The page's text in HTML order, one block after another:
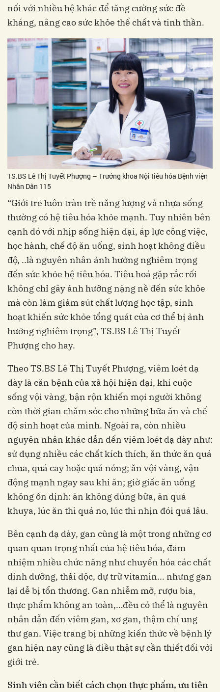
nối với nhiều hệ khác để tăng cường sức đề
kháng, nâng cao sức khỏe thể chất và tinh thần.
TS.BS Lê Thị Tuyết Phượng – Trưởng khoa Nội tiêu hóa Bệnh viện
Nhân Dân 115
“Giới trẻ luôn tràn trề năng lượng và nhựa sống
thường có hệ tiêu hóa khỏe mạnh. Tuy nhiên bên
cạnh đó với nhịp sống hiện đại, áp lực công việc,
học hành, chế độ ăn uống, sinh hoạt không điều
độ, ..là nguyên nhân ảnh hưởng nghiêm trọng
đến sức khỏe hệ tiêu hóa. Tiêu hoá gặp rắc rối
không chỉ gây ảnh hưởng nặng nề đến sức khỏe
mà còn làm giảm sút chất lượng học tập, sinh
hoạt khiến sức khỏe tổng quát của cơ thể bị ảnh
hưởng nghiêm trọng”, TS.BS Lê Thị Tuyết
Phượng cho hay.
Theo TS.BS Lê Thị Tuyết Phượng, viêm loét dạ
dày là căn bệnh của xã hội hiện đại, khi cuộc
sống vội vàng, bận rộn khiến mọi người không
còn thời gian chăm sóc cho những bữa ăn và chế
độ sinh hoạt của mình. Ngoài ra, còn nhiều
nguyên nhân khác dẫn đến viêm loét dạ dày như:
sử dụng nhiều các chất kích thích, ăn thức ăn quá
chua, quá cay hoặc quá nóng; ăn vội vàng, vận
động mạnh ngay sau khi ăn; giờ giấc ăn uống
không ổn định: ăn không đúng bữa, ăn quá
khuya, lúc ăn thì quá no, lúc thì nhịn đói quá lâu.
Bên cạnh dạ dày, gan cũng là một trong những cơ
quan quan trọng nhất của hệ tiêu hóa, đảm
nhiệm nhiều chức năng như chuyển hóa các chất
dinh dưỡng, thải độc, dự trữ vitamin... nhưng gan
lại dễ bị tổn thương. Gan nhiễm mỡ, rượu bia,
thực phẩm không an toàn,…đều có thể là nguyên
nhân dẫn đến viêm gan, xơ gan, thậm chí ung
thư gan. Việc trang bị những kiến thức về bệnh lý
gan hiện nay cũng là điều thật sự cần thiết đối với
giới trẻ.
Sinh viên cần biết cách chọn thực phẩm, ưu tiên